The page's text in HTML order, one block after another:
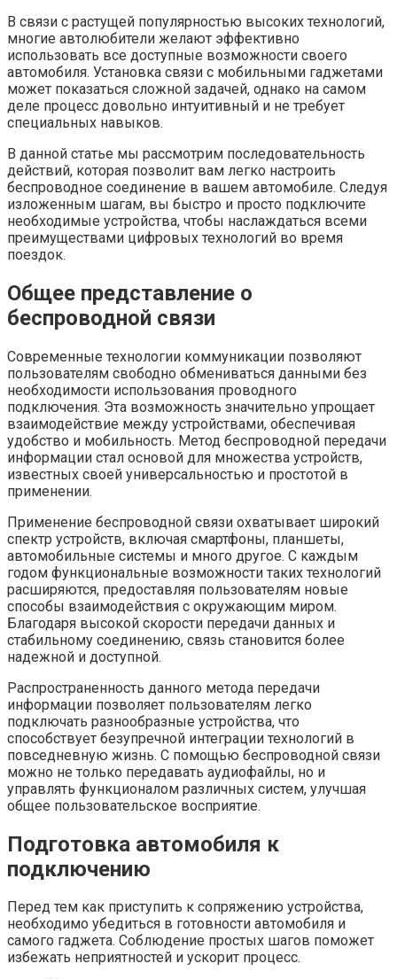
В связи с растущей популярностью высоких технологий,
многие автолюбители желают эффективно
использовать все доступные возможности своего
автомобиля. Установка связи с мобильными гаджетами
может показаться сложной задачей, однако на самом
деле процесс довольно интуитивный и не требует
специальных навыков.
В данной статье мы рассмотрим последовательность
действий, которая позволит вам легко настроить
беспроводное соединение в вашем автомобиле. Следуя
изложенным шагам, вы быстро и просто подключите
необходимые устройства, чтобы наслаждаться всеми
преимуществами цифровых технологий во время
поездок.
Общее представление о
беспроводной связи
Современные технологии коммуникации позволяют
пользователям свободно обмениваться данными без
необходимости использования проводного
подключения. Эта возможность значительно упрощает
взаимодействие между устройствами, обеспечивая
удобство и мобильность. Метод беспроводной передачи
информации стал основой для множества устройств,
известных своей универсальностью и простотой в
применении.
Применение беспроводной связи охватывает широкий
спектр устройств, включая смартфоны, планшеты,
автомобильные системы и много другое. С каждым
годом функциональные возможности таких технологий
расширяются, предоставляя пользователям новые
способы взаимодействия с окружающим миром.
Благодаря высокой скорости передачи данных и
стабильному соединению, связь становится более
надежной и доступной.
Распространенность данного метода передачи
информации позволяет пользователям легко
подключать разнообразные устройства, что
способствует безупречной интеграции технологий в
повседневную жизнь. С помощью беспроводной связи
можно не только передавать аудиофайлы, но и
управлять функционалом различных систем, улучшая
общее пользовательское восприятие.
Подготовка автомобиля к
подключению
Перед тем как приступить к сопряжению устройства,
необходимо убедиться в готовности автомобиля и
самого гаджета. Соблюдение простых шагов поможет
избежать неприятностей и ускорит процесс.